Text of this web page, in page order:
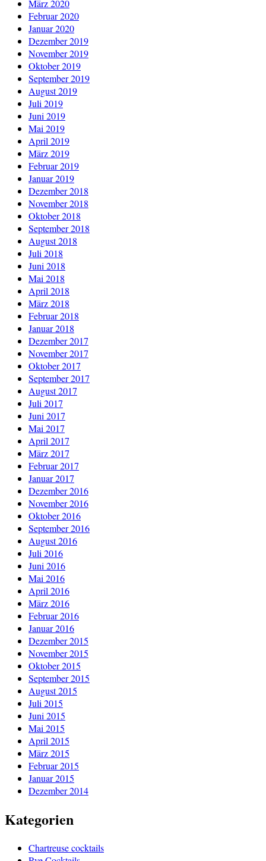
März 2020
Februar 2020
Januar 2020
Dezember 2019
November 2019
Oktober 2019
September 2019
August 2019
Juli 2019
Juni 2019
Mai 2019
April 2019
März 2019
Februar 2019
Januar 2019
Dezember 2018
November 2018
Oktober 2018
September 2018
August 2018
Juli 2018
Juni 2018
Mai 2018
April 2018
März 2018
Februar 2018
Januar 2018
Dezember 2017
November 2017
Oktober 2017
September 2017
August 2017
Juli 2017
Juni 2017
Mai 2017
April 2017
März 2017
Februar 2017
Januar 2017
Dezember 2016
November 2016
Oktober 2016
September 2016
August 2016
Juli 2016
Juni 2016
Mai 2016
April 2016
März 2016
Februar 2016
Januar 2016
Dezember 2015
November 2015
Oktober 2015
September 2015
August 2015
Juli 2015
Juni 2015
Mai 2015
April 2015
März 2015
Februar 2015
Januar 2015
Dezember 2014
Kategorien
Chartreuse cocktails